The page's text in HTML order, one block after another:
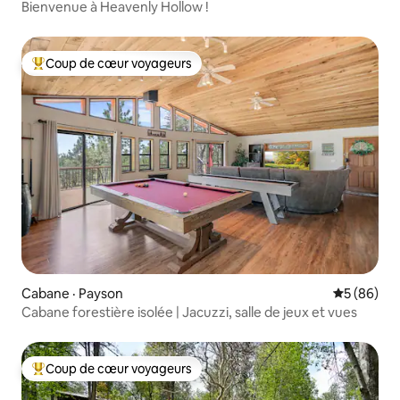
Bienvenue à Heavenly Hollow !
Coup de cœur voyageurs parmi les plus aimés
Coup de cœur voyageurs
Cabane · Payson Note
5 (86)
Cabane forestière isolée | Jacuzzi, salle de jeux et vues
Coup de cœur voyageurs parmi les plus aimés
Coup de cœur voyageurs